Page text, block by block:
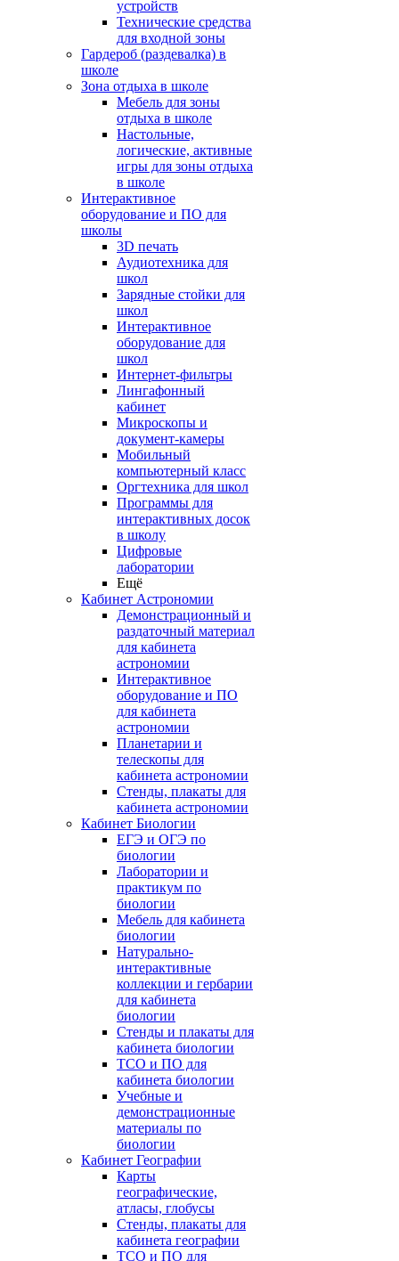
устройств
Технические средства
для входной зоны
Гардероб (раздевалка) в
школе
Зона отдыха в школе
Мебель для зоны
отдыха в школе
Настольные,
логические, активные
игры для зоны отдыха
в школе
Интерактивное
оборудование и ПО для
школы
3D печать
Аудиотехника для
школ
Зарядные стойки для
школ
Интерактивное
оборудование для
школ
Интернет-фильтры
Лингафонный
кабинет
Микроскопы и
документ-камеры
Мобильный
компьютерный класс
Оргтехника для школ
Программы для
интерактивных досок
в школу
Цифровые
лаборатории
Ещё
Кабинет Астрономии
Демонстрационный и
раздаточный материал
для кабинета
астрономии
Интерактивное
оборудование и ПО
для кабинета
астрономии
Планетарии и
телескопы для
кабинета астрономии
Стенды, плакаты для
кабинета астрономии
Кабинет Биологии
ЕГЭ и ОГЭ по
биологии
Лаборатории и
практикум по
биологии
Мебель для кабинета
биологии
Натурально-
интерактивные
коллекции и гербарии
для кабинета
биологии
Стенды и плакаты для
кабинета биологии
ТСО и ПО для
кабинета биологии
Учебные и
демонстрационные
материалы по
биологии
Кабинет Географии
Карты
географические,
атласы, глобусы
Стенды, плакаты для
кабинета географии
ТСО и ПО для